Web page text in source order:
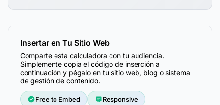
Insertar en Tu Sitio Web
Comparte esta calculadora con tu audiencia.
Simplemente copia el código de inserción a
continuación y pégalo en tu sitio web, blog o sistema
de gestión de contenido.
Free to Embed Responsive